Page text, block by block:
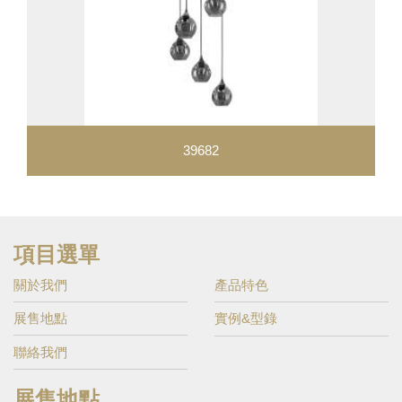
39682
項目選單
關於我們 產品特色
展售地點 實例&型錄
聯絡我們